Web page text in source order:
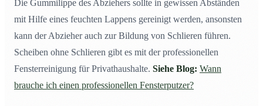
Die Gummilippe des Abziehers sollte in gewissen Abständen
mit Hilfe eines feuchten Lappens gereinigt werden, ansonsten
kann der Abzieher auch zur Bildung von Schlieren führen.
Scheiben ohne Schlieren gibt es mit der professionellen
Fensterreinigung für Privathaushalte. Siehe Blog: Wann
brauche ich einen professionellen Fensterputzer?